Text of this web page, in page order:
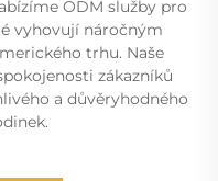
ODM služby pro
vyhovují náročným
trhu. Naše
zákazníků
a důvěryhodného